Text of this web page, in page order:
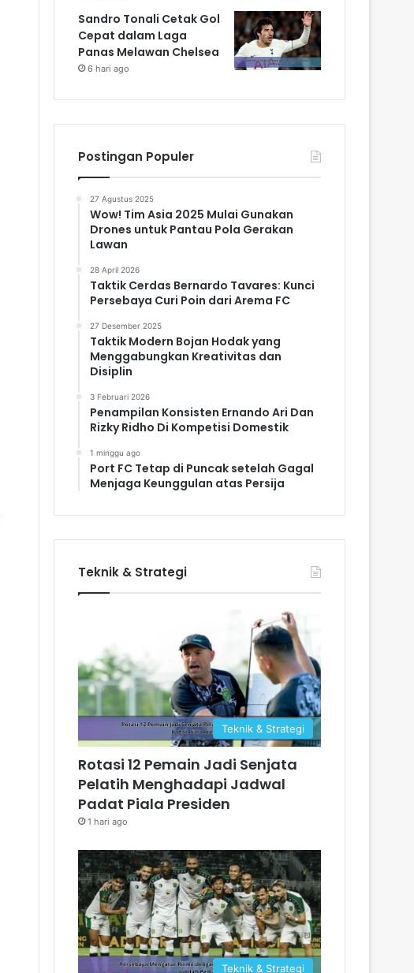
Sandro Tonali Cetak Gol
Cepat dalam Laga
Panas Melawan Chelsea
6 hari ago
Postingan Populer
27 Agustus 2025
Wow! Tim Asia 2025 Mulai Gunakan
Drones untuk Pantau Pola Gerakan
Lawan
28 April 2026
Taktik Cerdas Bernardo Tavares: Kunci
Persebaya Curi Poin dari Arema FC
27 Desember 2025
Taktik Modern Bojan Hodak yang
Menggabungkan Kreativitas dan
Disiplin
3 Februari 2026
Penampilan Konsisten Ernando Ari Dan
Rizky Ridho Di Kompetisi Domestik
1 minggu ago
Port FC Tetap di Puncak setelah Gagal
Menjaga Keunggulan atas Persija
Teknik & Strategi
Teknik & Strategi
Rotasi 12 Pemain Jadi Senjata
Pelatih Menghadapi Jadwal
Padat Piala Presiden
1 hari ago
Teknik & Strategi